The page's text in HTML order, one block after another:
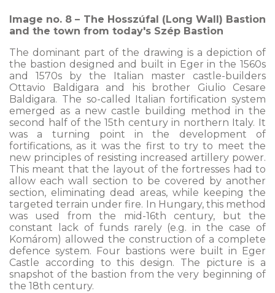
Image no. 8 – The Hosszúfal (Long Wall) Bastion
and the town from today's Szép Bastion
The dominant part of the drawing is a depiction of
the bastion designed and built in Eger in the 1560s
and 1570s by the Italian master castle-builders
Ottavio Baldigara and his brother Giulio Cesare
Baldigara. The so-called Italian fortification system
emerged as a new castle building method in the
second half of the 15th century in northern Italy. It
was a turning point in the development of
fortifications, as it was the first to try to meet the
new principles of resisting increased artillery power.
This meant that the layout of the fortresses had to
allow each wall section to be covered by another
section, eliminating dead areas, while keeping the
targeted terrain under fire. In Hungary, this method
was used from the mid-16th century, but the
constant lack of funds rarely (e.g. in the case of
Komárom) allowed the construction of a complete
defence system. Four bastions were built in Eger
Castle according to this design. The picture is a
snapshot of the bastion from the very beginning of
the 18th century.